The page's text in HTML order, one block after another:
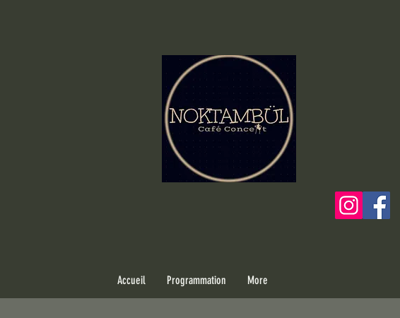
Accueil Programmation More